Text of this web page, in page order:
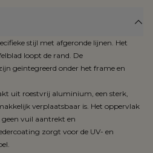
stijl met afgeronde lijnen. Het
loopt de rand. De
geïntegreerd onder het frame en
uit roestvrij aluminium, een sterk,
verplaatsbaar is. Het oppervlak
vuil aantrekt en
zorgt voor de UV- en